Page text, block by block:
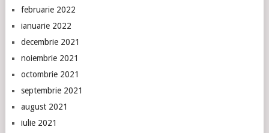
februarie 2022
ianuarie 2022
decembrie 2021
noiembrie 2021
octombrie 2021
septembrie 2021
august 2021
iulie 2021